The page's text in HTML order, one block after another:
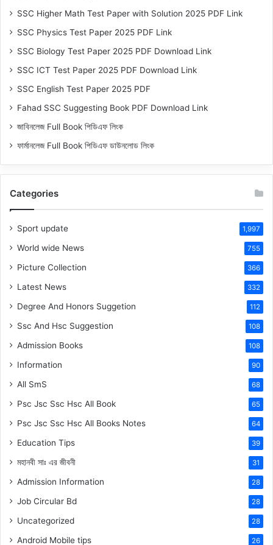
SSC Higher Math Test Paper with Solution 2025 PDF Link
SSC Physics Test Paper 2025 PDF Link
SSC Biology Test Paper 2025 PDF Download Link
SSC ICT Test Paper 2025 PDF Download Link
SSC English Test Paper 2025 PDF
Fahad SSC Suggesting Book PDF Download Link
জাবিনলেজ Full Book পিডিএফ লিংক
ফার্মানলেজ Full Book পিডিএফ ডাউনলোড লিংক
Categories
Sport update 1,997
World wide News 755
Picture Collection 366
Latest News 332
Degree And Honors Suggetion 112
Ssc And Hsc Suggestion 108
Admission Books 108
Information 90
All SmS 68
Psc Jsc Ssc Hsc All Book 65
Psc Jsc Ssc Hsc All Books Notes 64
Education Tips 39
মহানবী সাঃ এর জীবনী 31
Admission Information 28
Job Circular Bd 28
Uncategorized 28
Android Mobile tips 26